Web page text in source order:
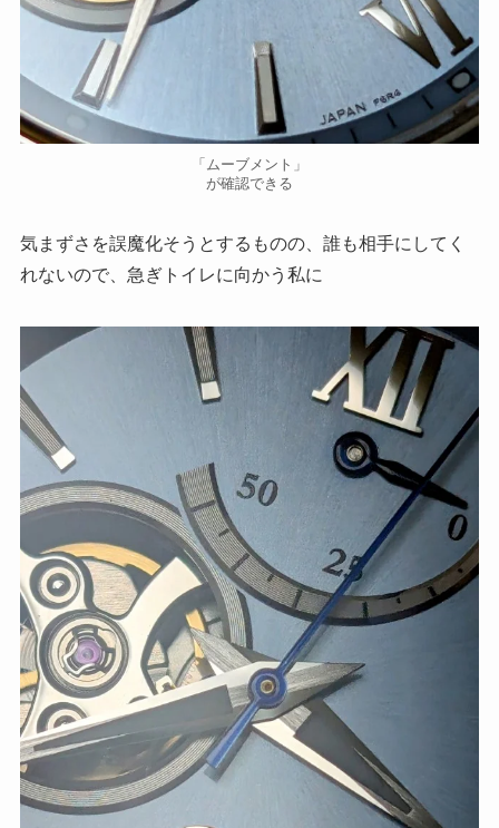
「ムーブメント」
が確認できる
気まずさを誤魔化そうとするものの、誰も相手にしてく
れないので、急ぎトイレに向かう私に